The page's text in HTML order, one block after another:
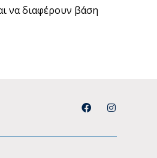
να διαφέρουν βάση